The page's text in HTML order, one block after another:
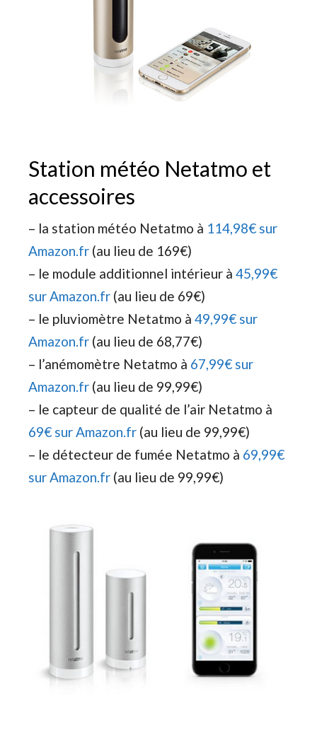
Station météo Netatmo et
accessoires
– la station météo Netatmo à 114,98€ sur
Amazon.fr (au lieu de 169€)
– le module additionnel intérieur à 45,99€
sur Amazon.fr (au lieu de 69€)
– le pluviomètre Netatmo à 49,99€ sur
Amazon.fr (au lieu de 68,77€)
– l’anémomètre Netatmo à 67,99€ sur
Amazon.fr (au lieu de 99,99€)
– le capteur de qualité de l’air Netatmo à
69€ sur Amazon.fr (au lieu de 99,99€)
– le détecteur de fumée Netatmo à 69,99€
sur Amazon.fr (au lieu de 99,99€)